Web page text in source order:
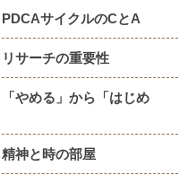
サイクルのCとA
サーチの重要性
やめる」から「はじめ
神と時の部屋